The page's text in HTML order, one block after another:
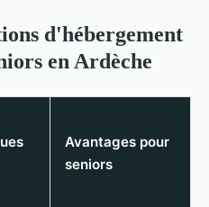
d'hébergement
en Ardèche
Avantages pour
seniors